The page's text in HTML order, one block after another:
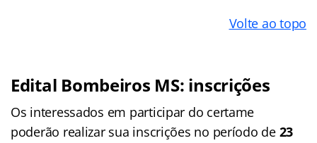
Volte ao topo
Edital Bombeiros MS: inscrições
Os interessados em participar do certame
poderão realizar sua inscrições no período de23